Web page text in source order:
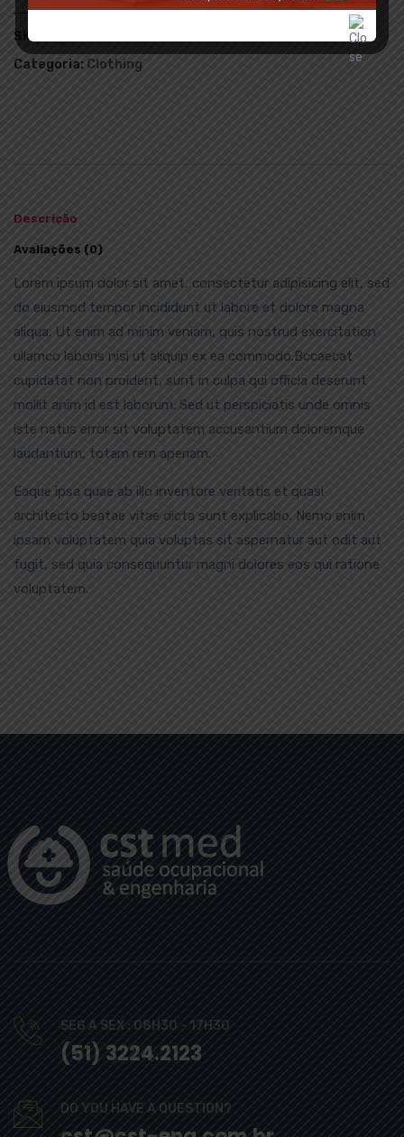
SKU:
Categoria: Clothing
Descrição
Avaliações (0)
Lorem ipsum dolor sit amet, consectetur adipisicing elit, sed
do eiusmod tempor incididunt ut labore et dolore magna
aliqua. Ut enim ad minim veniam, quis nostrud exercitation
ullamco laboris nisi ut aliquip ex ea commodo.Bccaecat
cupidatat non proident, sunt in culpa qui officia deserunt
mollit anim id est laborum. Sed ut perspiciatis unde omnis
iste natus error sit voluptatem accusantium doloremque
laudantium, totam rem aperiam.
Eaque ipsa quae ab illo inventore veritatis et quasi
architecto beatae vitae dicta sunt explicabo. Nemo enim
ipsam voluptatem quia voluptas sit aspernatur aut odit aut
fugit, sed quia consequuntur magni dolores eos qui ratione
voluptatem.
SEG A SEX : 08H30 - 17H30
(51) 3224.2123
DO YOU HAVE A QUESTION?